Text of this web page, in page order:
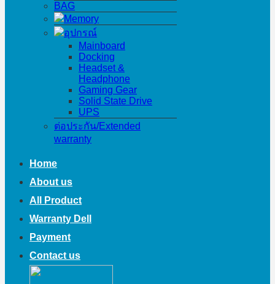
BAG
Memory
อุปกรณ์
Mainboard
Docking
Headset &
Headphone
Gaming Gear
Solid State Drive
UPS
ต่อประกัน/Extended
warranty
Home
About us
All Product
Warranty Dell
Payment
Contact us